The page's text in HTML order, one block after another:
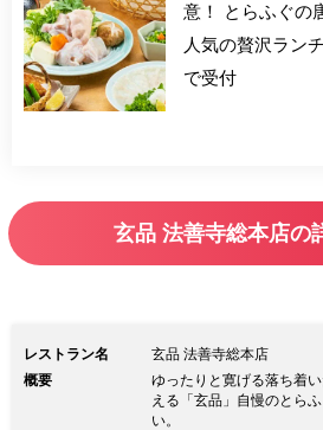
意！ とらふぐの
人気の贅沢ラン
で受付
玄品 法善寺総本店の
レストラン名
玄品 法善寺総本店
概要
ゆったりと寛げる落ち着
える「玄品」自慢のとら
い。